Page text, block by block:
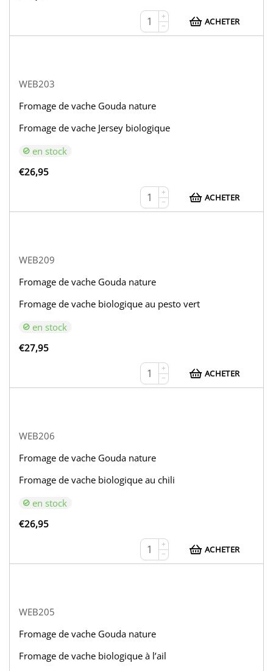
+
−
ACHETER
WEB203
Fromage de vache Gouda nature
Fromage de vache Jersey biologique
en stock
€26,95
+
−
ACHETER
WEB209
Fromage de vache Gouda nature
Fromage de vache biologique au pesto vert
en stock
€27,95
+
−
ACHETER
WEB206
Fromage de vache Gouda nature
Fromage de vache biologique au chili
en stock
€26,95
+
−
ACHETER
WEB205
Fromage de vache Gouda nature
Fromage de vache biologique à l’ail